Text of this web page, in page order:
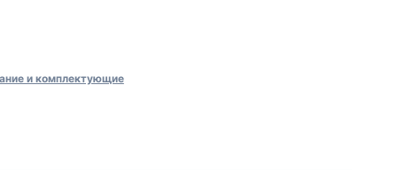
и комплектующие